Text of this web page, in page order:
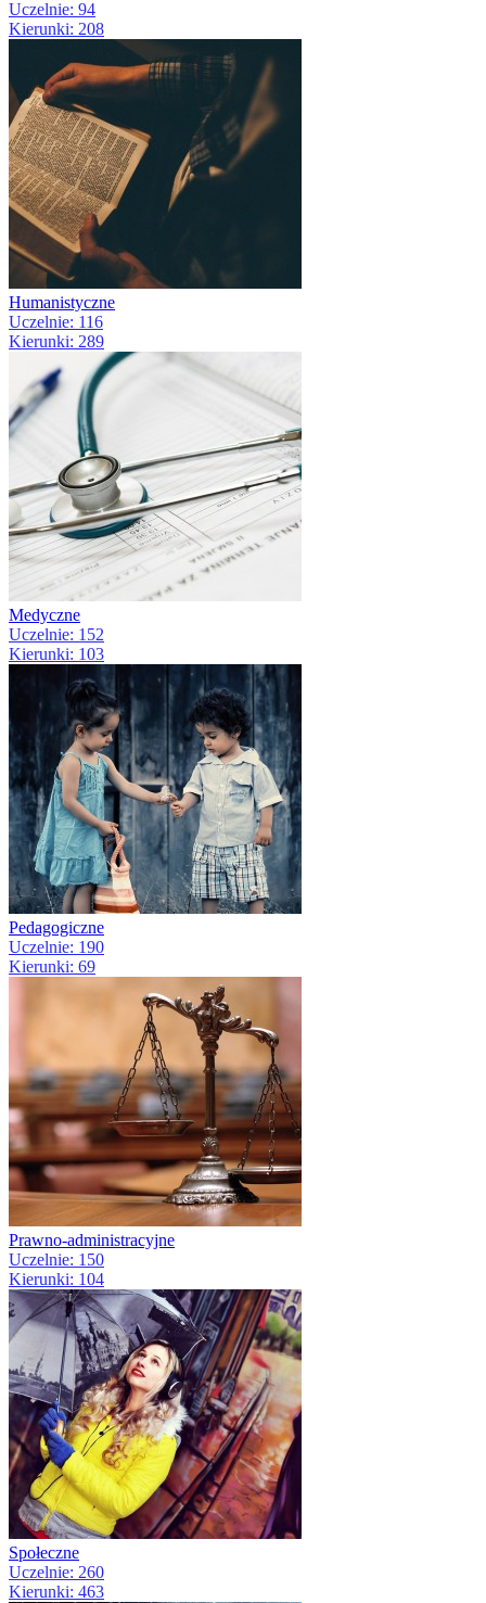
Uczelnie: 94
Kierunki: 208
Humanistyczne
Uczelnie: 116
Kierunki: 289
Medyczne
Uczelnie: 152
Kierunki: 103
Pedagogiczne
Uczelnie: 190
Kierunki: 69
Prawno-administracyjne
Uczelnie: 150
Kierunki: 104
Społeczne
Uczelnie: 260
Kierunki: 463